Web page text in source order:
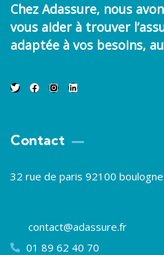
Chez Adassure, nous
vous aider à trouver
adaptée à vos besoins,
Contact
32 rue de paris 92100
contact@adassure.fr
01 89 62 40 70